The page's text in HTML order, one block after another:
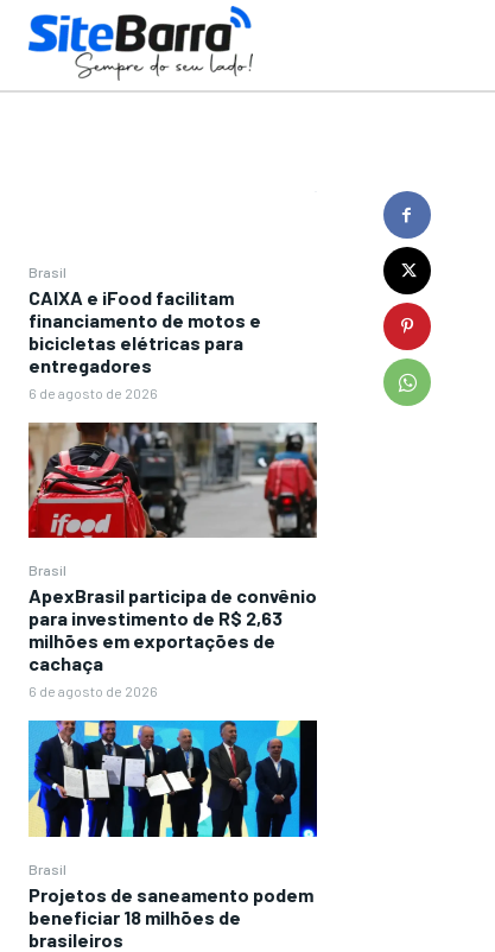
Brasil
CAIXA e iFood facilitam
financiamento de motos e
bicicletas elétricas para
entregadores
6 de agosto de 2026
Brasil
ApexBrasil participa de convênio
para investimento de R$ 2,63
milhões em exportações de
cachaça
6 de agosto de 2026
Brasil
Projetos de saneamento podem
beneficiar 18 milhões de
brasileiros